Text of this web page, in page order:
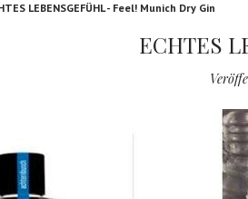
LEBENSGEFÜHL - Feel! Munich Dry Gin
ECHTES